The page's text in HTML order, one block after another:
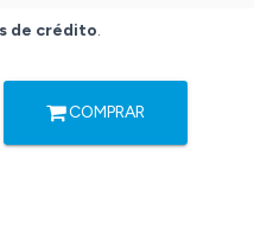
de crédito.
COMPRAR